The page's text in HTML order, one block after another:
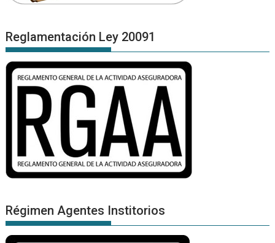
Reglamentación Ley 20091
Régimen Agentes Institorios